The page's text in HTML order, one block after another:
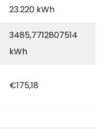
23.220 kWh
3485,7712807514
kWh
€175,18